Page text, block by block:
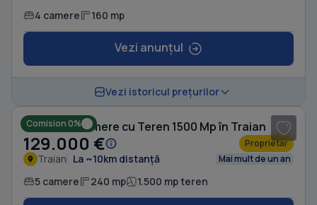
4 camere 160 mp
Vezi anunțul
Vezi istoricul prețurilor
Comision 0%
Casă cu 5 camere cu Teren 1500 Mp în Traian
129.000 € Proprietar
Traian La ~10km distanță Mai mult de un an
5 camere 240 mp 1.500 mp teren